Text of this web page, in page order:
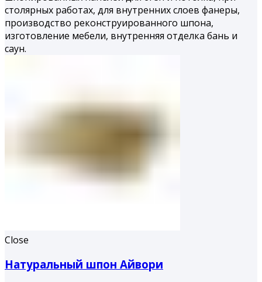
столярных работах, для внутренних слоев фанеры,
производство реконструированного шпона,
изготовление мебели, внутренняя отделка бань и
саун.
Close
Натуральный шпон Айвори